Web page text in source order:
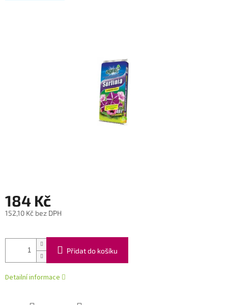
hvězdiček.
184 Kč
152,10 Kč bez DPH
cena:
Přidat do košíku
Detailní informace